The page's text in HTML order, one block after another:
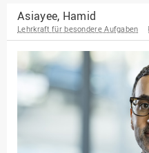
EU-Büro
Fakultät
Agrarwissenschaften und
Landschaftsarchitektur
Fakultät
Ingenieurwissenschaften
und Informatik
Asiayee, Hamid
Lehrkraft für besondere Aufgaben